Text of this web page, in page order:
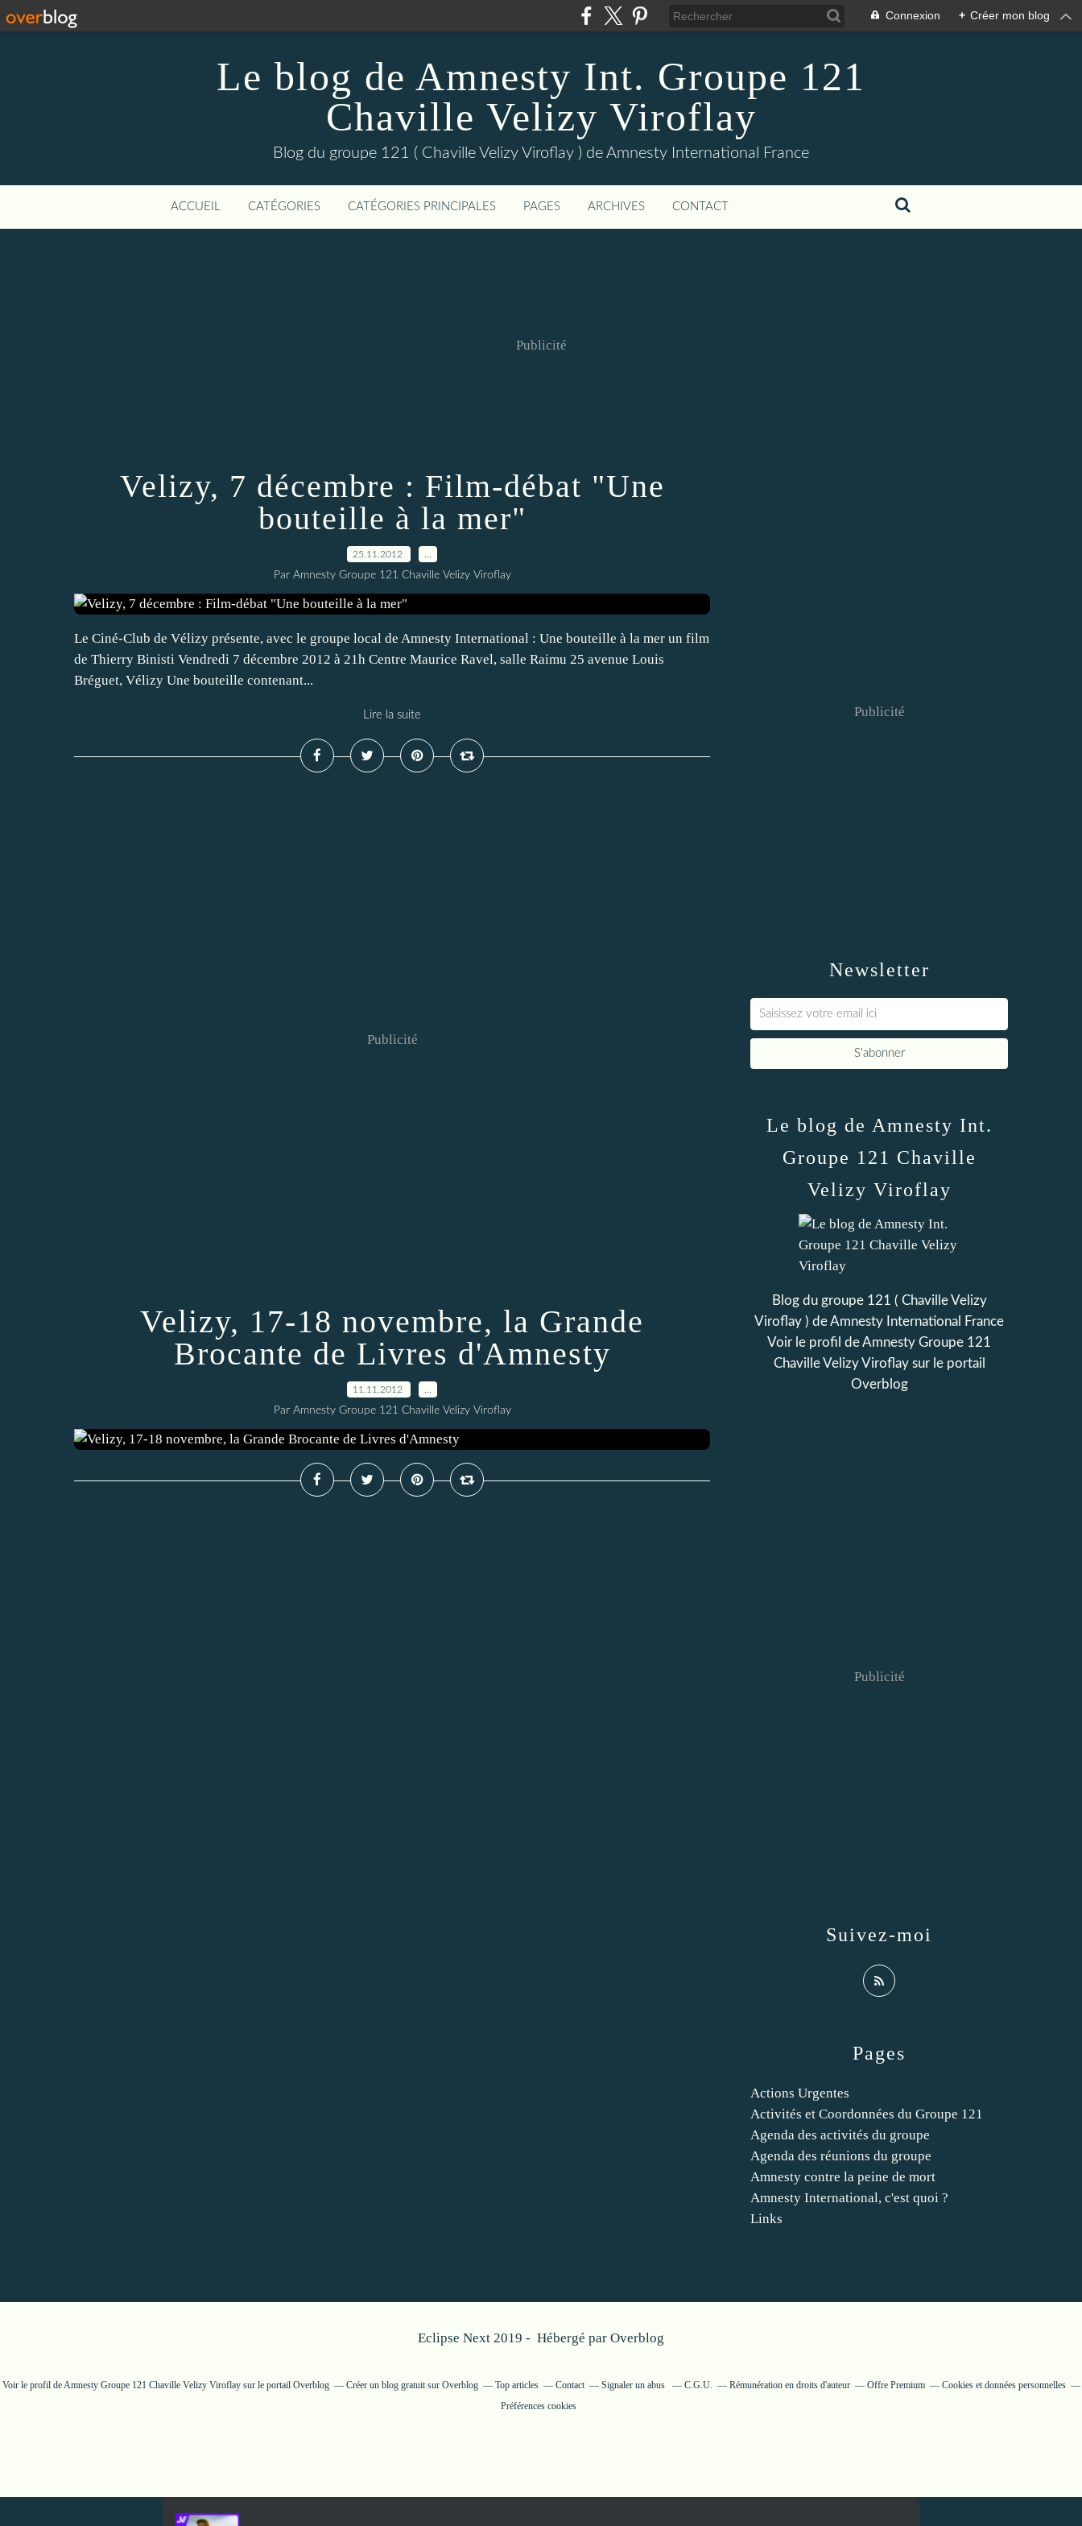
Connexion + Créer mon blog
Le blog de Amnesty Int. Groupe 121
Chaville Velizy Viroflay
Blog du groupe 121 ( Chaville Velizy Viroflay ) de Amnesty International France
ACCUEIL CATÉGORIES CATÉGORIES PRINCIPALES PAGES ARCHIVES CONTACT
Publicité
Velizy, 7 décembre : Film-débat "Une
bouteille à la mer"
25.11.2012
Par Amnesty Groupe 121 Chaville Velizy Viroflay
Le Ciné-Club de Vélizy présente, avec le groupe local de Amnesty International : Une bouteille à la mer un film
de Thierry Binisti Vendredi 7 décembre 2012 à 21h Centre Maurice Ravel, salle Raimu 25 avenue Louis
Bréguet, Vélizy Une bouteille contenant...
Lire la suite
Publicité
Velizy, 17-18 novembre, la Grande
Brocante de Livres d'Amnesty
11.11.2012
Par Amnesty Groupe 121 Chaville Velizy Viroflay
Newsletter
Publicité
Pages
Actions Urgentes
Activités et Coordonnées du Groupe 121
Agenda des activités du groupe
Agenda des réunions du groupe
Amnesty contre la peine de mort
Amnesty International, c'est quoi ?
Links
Le blog de Amnesty Int.
Groupe 121 Chaville
Velizy Viroflay
Blog du groupe 121 ( Chaville Velizy
Viroflay ) de Amnesty International France
Voir le profil deAmnesty Groupe 121
Chaville Velizy Viroflaysur le portail
Overblog
Suivez-moi
Publicité
Eclipse Next 2019 - Hébergé par Overblog
Voir le profil deAmnesty Groupe 121 Chaville Velizy Viroflaysur le portail Overblog Créer un blog gratuit sur Overblog Top articles Contact Signaler un abus C.G.U. Rémunération en droits d'auteur Offre Premium
Cookies et données personnelles
Préférences cookies